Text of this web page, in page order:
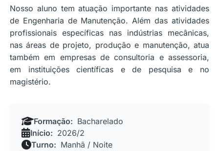
Nosso aluno tem atuação importante nas atividades
de Engenharia de Manutenção. Além das atividades
profissionais específicas nas indústrias mecânicas,
nas áreas de projeto, produção e manutenção, atua
também em empresas de consultoria e assessoria,
em instituições científicas e de pesquisa e no
magistério.
Formação: Bacharelado
Início: 2026/2
Turno: Manhã / Noite